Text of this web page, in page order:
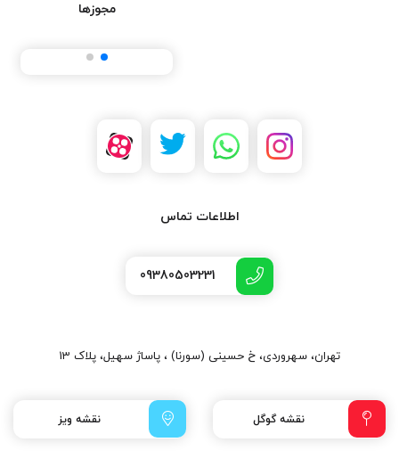
مجوزها
اطلاعات تماس
09380503231
تهران، سهروردی، خ حسینی (سورنا) ، پاساژ سهیل، پلاک 13
نقشه گوگل نقشه ویز